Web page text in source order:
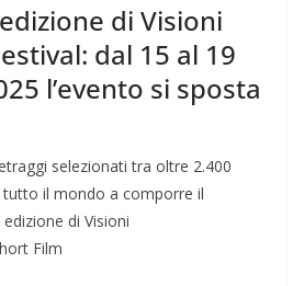
di Visioni
dal 15 al 19
l’evento si sposta
selezionati tra oltre 2.400
il mondo a comporre il
di Visioni
Film